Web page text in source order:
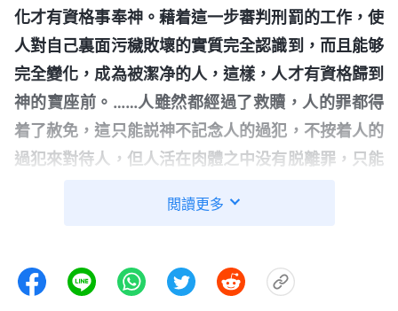
化才有資格事奉神。藉着這一步審判刑罰的工作，使
人對自己裏面污穢敗壞的實質完全認識到，而且能够
完全變化，成為被潔净的人，這樣，人才有資格歸到
神的寶座前。……人雖然都經過了救贖，人的罪都得
着了赦免，這只能説神不記念人的過犯，不按着人的
過犯來對待人，但人活在肉體之中没有脱離罪，只能
所過的不斷地犯罪也不斷地得着赦免的生活。多數人
説永遠有效，也不能將人從罪惡中拯救出來，這只是
完成了拯救工作的一半，因人還有敗壞性情，……人
閲讀更多